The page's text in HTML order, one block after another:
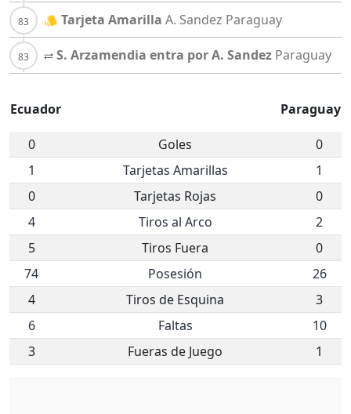
Tarjeta Amarilla A. Sandez Paraguay
S. Arzamendia entra por A. Sandez Paraguay
Ecuador Paraguay
0 Goles
0
1
Tarjetas Amarillas
1
0
Tarjetas Rojas
0
4
Tiros al Arco
2
5
Tiros Fuera
0
74
Posesión
26
4
Tiros de Esquina
3
6
Faltas
10
3
Fueras de Juego 1